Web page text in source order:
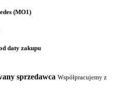
(MO1)
daty zakupu
sprzedawca Współpracujemy z